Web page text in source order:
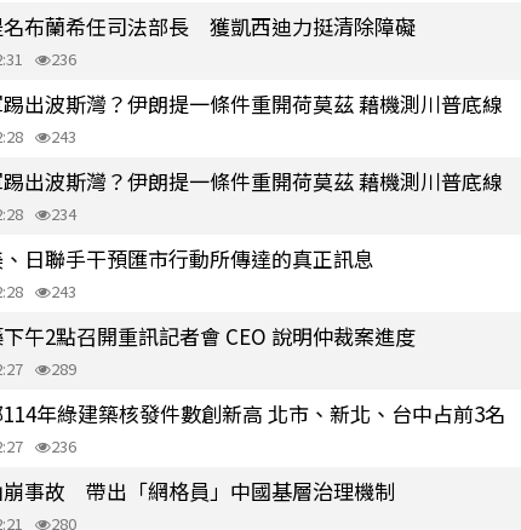
名布蘭希任司法部長 獲凱西迪力挺清除障礙
236
出波斯灣？伊朗提一條件重開荷莫茲 藉機測川普底線
243
出波斯灣？伊朗提一條件重開荷莫茲 藉機測川普底線
234
日聯手干預匯市行動所傳達的真正訊息
243
午2點召開重訊記者會 CEO 說明仲裁案進度
289
年綠建築核發件數創新高 北市、新北、台中占前3名
236
崩事故 帶出「網格員」中國基層治理機制
280